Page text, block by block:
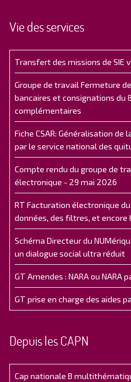
Vie des services
Transfert des missions de SIE
Groupe de travail Fermeture
bancaires et consignations du
complémentaires
Fiche CSAR: Généralisation
par le service national des
Compte rendu du groupe de
électronique - 29 mai 2026
RT Facturation électronique du
données, des filtres, et encore
Schéma Directeur du
un dialogue social ultra réduit
GT Amendes : NARA ou NARA
GT prise en charge des aides
Depuis les CAPN
Cap nationale B